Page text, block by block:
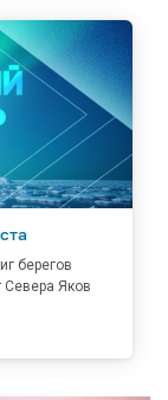
берегов
Севера Яков